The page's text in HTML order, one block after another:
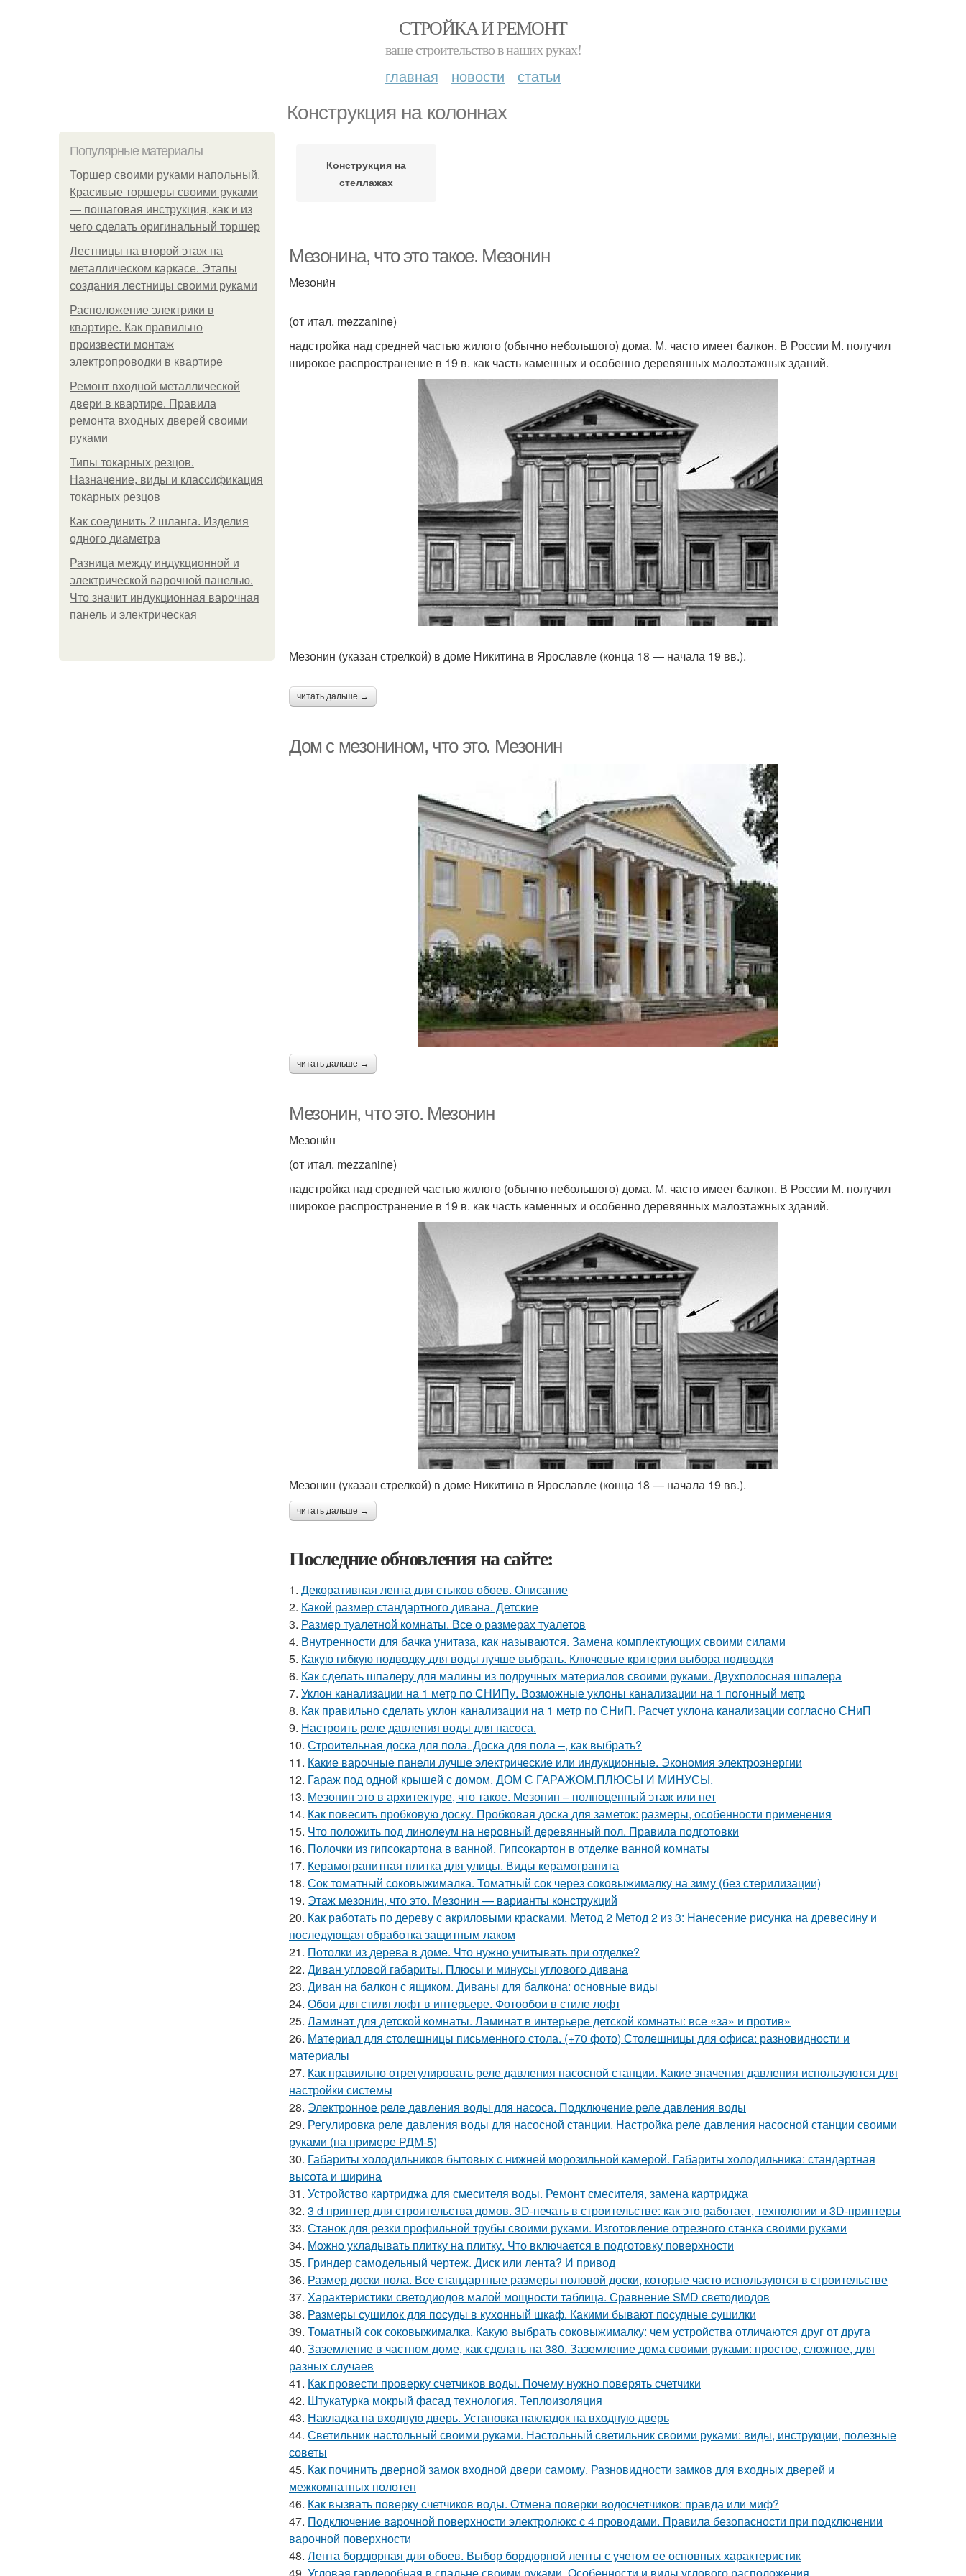
СТРОЙКА И РЕМОНТ
ваше строительство в наших руках!
главная новости статьи
Конструкция на колоннах
Популярные материалы
Торшер своими руками напольный.
Красивые торшеры своими руками
— пошаговая инструкция, как и из
чего сделать оригинальный торшер
Лестницы на второй этаж на
металлическом каркасе. Этапы
создания лестницы своими руками
Расположение электрики в
квартире. Как правильно
произвести монтаж
электропроводки в квартире
Ремонт входной металлической
двери в квартире. Правила
ремонта входных дверей своими
руками
Типы токарных резцов.
Назначение, виды и классификация
токарных резцов
Как соединить 2 шланга. Изделия
одного диаметра
Разница между индукционной и
электрической варочной панелью.
Что значит индукционная варочная
панель и электрическая
Конструкция на
стеллажах
Мезонина, что это такое. Мезонин
Мезони́н
(от итал. mezzanine)
надстройка над средней частью жилого (обычно небольшого) дома. М. часто имеет балкон. В России М. получил
широкое распространение в 19 в. как часть каменных и особенно деревянных малоэтажных зданий.
Мезонин (указан стрелкой) в доме Никитина в Ярославле (конца 18 — начала 19 вв.).
читать дальше →
Дом с мезонином, что это. Мезонин
читать дальше →
Мезонин, что это. Мезонин
Мезони́н
(от итал. mezzanine)
надстройка над средней частью жилого (обычно небольшого) дома. М. часто имеет балкон. В России М. получил
широкое распространение в 19 в. как часть каменных и особенно деревянных малоэтажных зданий.
Мезонин (указан стрелкой) в доме Никитина в Ярославле (конца 18 — начала 19 вв.).
читать дальше →
Последние обновления на сайте:
1. Декоративная лента для стыков обоев. Описание
2. Какой размер стандартного дивана. Детские
3. Размер туалетной комнаты. Все о размерах туалетов
4. Внутренности для бачка унитаза, как называются. Замена комплектующих своими силами
5. Какую гибкую подводку для воды лучше выбрать. Ключевые критерии выбора подводки
6. Как сделать шпалеру для малины из подручных материалов своими руками. Двухполосная шпалера
7. Уклон канализации на 1 метр по СНИПу. Возможные уклоны канализации на 1 погонный метр
8. Как правильно сделать уклон канализации на 1 метр по СНиП. Расчет уклона канализации согласно СНиП
9. Настроить реле давления воды для насоса.
10. Строительная доска для пола. Доска для пола –, как выбрать?
11. Какие варочные панели лучше электрические или индукционные. Экономия электроэнергии
12. Гараж под одной крышей с домом. ДОМ С ГАРАЖОМ.ПЛЮСЫ И МИНУСЫ.
13. Мезонин это в архитектуре, что такое. Мезонин – полноценный этаж или нет
14. Как повесить пробковую доску. Пробковая доска для заметок: размеры, особенности применения
15. Что положить под линолеум на неровный деревянный пол. Правила подготовки
16. Полочки из гипсокартона в ванной. Гипсокартон в отделке ванной комнаты
17. Керамогранитная плитка для улицы. Виды керамогранита
18. Сок томатный соковыжималка. Томатный сок через соковыжималку на зиму (без стерилизации)
19. Этаж мезонин, что это. Мезонин — варианты конструкций
20. Как работать по дереву с акриловыми красками. Метод 2 Метод 2 из 3: Нанесение рисунка на древесину и
последующая обработка защитным лаком
21. Потолки из дерева в доме. Что нужно учитывать при отделке?
22. Диван угловой габариты. Плюсы и минусы углового дивана
23. Диван на балкон с ящиком. Диваны для балкона: основные виды
24. Обои для стиля лофт в интерьере. Фотообои в стиле лофт
25. Ламинат для детской комнаты. Ламинат в интерьере детской комнаты: все «за» и против»
26. Материал для столешницы письменного стола. (+70 фото) Столешницы для офиса: разновидности и
материалы
27. Как правильно отрегулировать реле давления насосной станции. Какие значения давления используются для
настройки системы
28. Электронное реле давления воды для насоса. Подключение реле давления воды
29. Регулировка реле давления воды для насосной станции. Настройка реле давления насосной станции своими
руками (на примере РДМ-5)
30. Габариты холодильников бытовых с нижней морозильной камерой. Габариты холодильника: стандартная
высота и ширина
31. Устройство картриджа для смесителя воды. Ремонт смесителя, замена картриджа
32. 3 d принтер для строительства домов. 3D-печать в строительстве: как это работает, технологии и 3D-принтеры
33. Станок для резки профильной трубы своими руками. Изготовление отрезного станка своими руками
34. Можно укладывать плитку на плитку. Что включается в подготовку поверхности
35. Гриндер самодельный чертеж. Диск или лента? И привод
36. Размер доски пола. Все стандартные размеры половой доски, которые часто используются в строительстве
37. Характеристики светодиодов малой мощности таблица. Сравнение SMD светодиодов
38. Размеры сушилок для посуды в кухонный шкаф. Какими бывают посудные сушилки
39. Томатный сок соковыжималка. Какую выбрать соковыжималку: чем устройства отличаются друг от друга
40. Заземление в частном доме, как сделать на 380. Заземление дома своими руками: простое, сложное, для
разных случаев
41. Как провести проверку счетчиков воды. Почему нужно поверять счетчики
42. Штукатурка мокрый фасад технология. Теплоизоляция
43. Накладка на входную дверь. Установка накладок на входную дверь
44. Светильник настольный своими руками. Настольный светильник своими руками: виды, инструкции, полезные
советы
45. Как починить дверной замок входной двери самому. Разновидности замков для входных дверей и
межкомнатных полотен
46. Как вызвать поверку счетчиков воды. Отмена поверки водосчетчиков: правда или миф?
47. Подключение варочной поверхности электролюкс с 4 проводами. Правила безопасности при подключении
варочной поверхности
48. Лента бордюрная для обоев. Выбор бордюрной ленты с учетом ее основных характеристик